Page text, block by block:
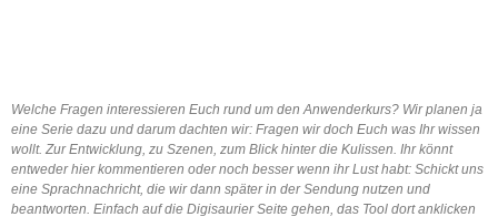
Welche Fragen interessieren Euch rund um den Anwenderkurs? Wir planen ja
eine Serie dazu und darum dachten wir: Fragen wir doch Euch was Ihr wissen
wollt. Zur Entwicklung, zu Szenen, zum Blick hinter die Kulissen. Ihr könnt
entweder hier kommentieren oder noch besser wenn ihr Lust habt: Schickt uns
eine Sprachnachricht, die wir dann später in der Sendung nutzen und
beantworten. Einfach auf die Digisaurier Seite gehen, das Tool dort anklicken